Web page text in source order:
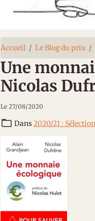
Accueil Le Blog du prix
Une
Nicolas
Le 27/08/2020
Dans2020/21 : Sélection